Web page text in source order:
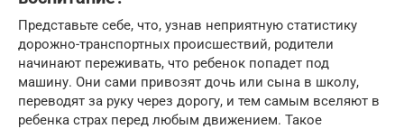
Представьте себе, что, узнав неприятную статистику
дорожно-транспортных происшествий, родители
начинают переживать, что ребенок попадет под
машину. Они сами привозят дочь или сына в школу,
переводят за руку через дорогу, и тем самым вселяют в
ребенка страх перед любым движением. Такое